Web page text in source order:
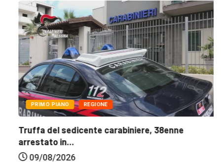
PRIMO PIANO REGIONE
Truffa del sedicente carabiniere, 38enne
arrestato in...
09/08/2026